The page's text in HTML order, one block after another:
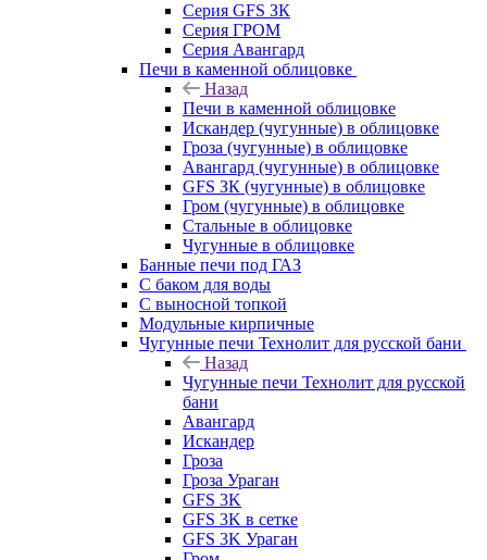
Серия GFS ЗК
Серия ГРОМ
Серия Авангард
Печи в каменной облицовке
Назад
Печи в каменной облицовке
Искандер (чугунные) в облицовке
Гроза (чугунные) в облицовке
Авангард (чугунные) в облицовке
GFS ЗК (чугунные) в облицовке
Гром (чугунные) в облицовке
Стальные в облицовке
Чугунные в облицовке
Банные печи под ГАЗ
С баком для воды
С выносной топкой
Модульные кирпичные
Чугунные печи Технолит для русской бани
Назад
Чугунные печи Технолит для русской
бани
Авангард
Искандер
Гроза
Гроза Ураган
GFS 3K
GFS 3K в сетке
GFS 3K Ураган